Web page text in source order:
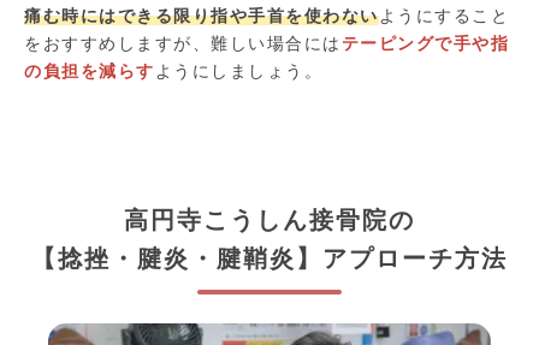
痛む時にはできる限り指や手首を使わないようにすること
をおすすめしますが、難しい場合には テーピングで手や指
の負担を減らすようにしましょう。
高円寺こうしん接骨院の
【捻挫・腱炎・腱鞘炎】アプローチ方法